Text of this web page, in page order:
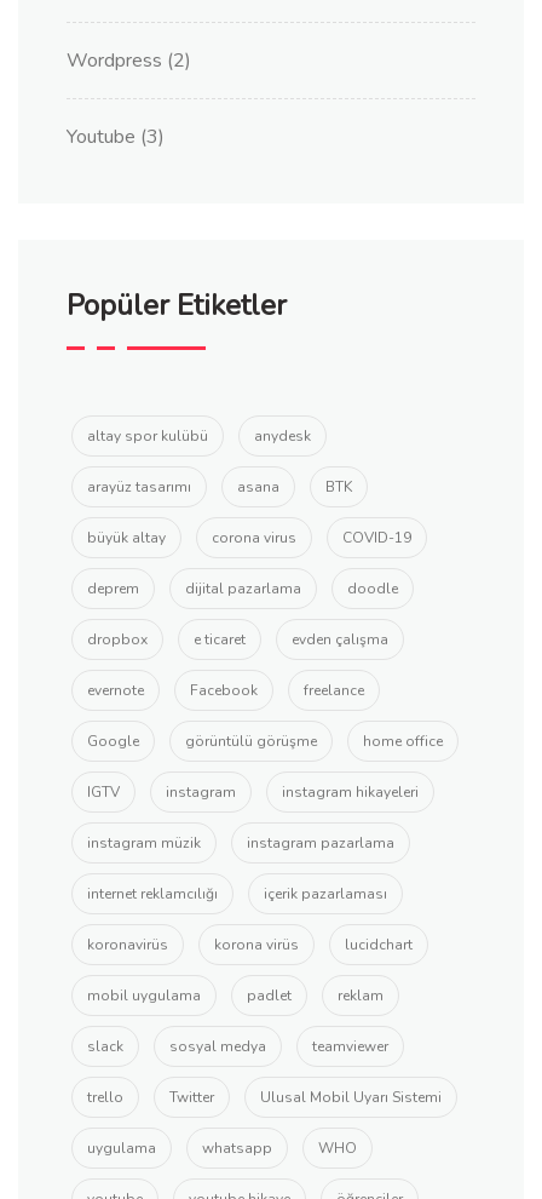
Wordpress (2)
Youtube (3)
Popüler Etiketler
altay spor kulübü anydesk
arayüz tasarımı asana BTK
büyük altay corona virus COVID-19
deprem dijital pazarlama doodle
dropbox e ticaret evden çalışma
evernote Facebook freelance
Google görüntülü görüşme home office
IGTV instagram instagram hikayeleri
instagram müzik instagram pazarlama
internet reklamcılığı içerik pazarlaması
koronavirüs korona virüs lucidchart
mobil uygulama padlet reklam
slack sosyal medya teamviewer
trello Twitter Ulusal Mobil Uyarı Sistemi
uygulama whatsapp WHO